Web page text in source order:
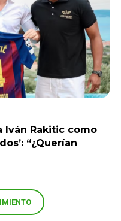
Iván Rakitic como
“¿Querían